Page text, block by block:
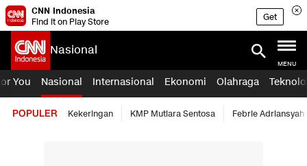
CNN Indonesia
Find it on Play Store
Get
Nasional
MENU
You Nasional Internasional Ekonomi Olahraga
POPULER Kekeringan KMP Mutiara Sentosa Febrie Adriansyah